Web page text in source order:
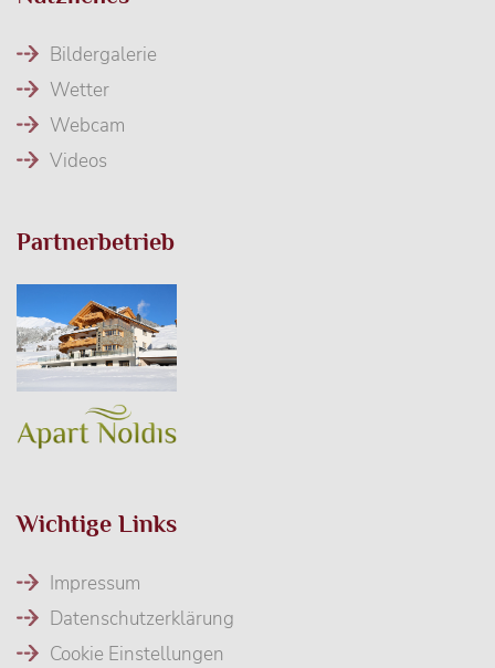
Bildergalerie
Wetter
Webcam
Videos
Partnerbetrieb
Wichtige Links
Impressum
Datenschutzerklärung
Cookie Einstellungen